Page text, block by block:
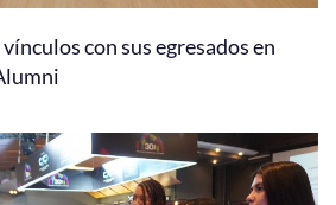
con sus egresados en